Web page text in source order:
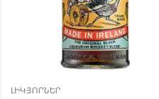
ԼԻԿՅՈՐՆԵՐ